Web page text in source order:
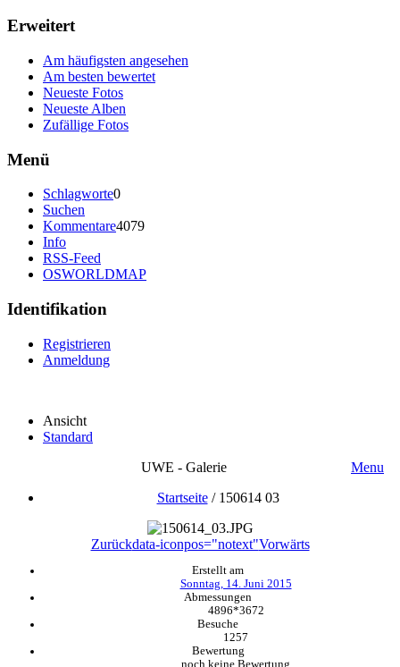
Erweitert
Am häufigsten angesehen
Am besten bewertet
Neueste Fotos
Neueste Alben
Zufällige Fotos
Menü
Schlagworte0
Suchen
Kommentare4079
Info
RSS-Feed
OSWORLDMAP
Identifikation
Registrieren
Anmeldung
Ansicht
Standard
UWE - Galerie
Menu
Startseite/ 150614 03
Zurückdata-iconpos="notext"Vorwärts
Erstellt am
Sonntag, 14. Juni 2015
Abmessungen
4896*3672
Besuche
1257
Bewertung
noch keine Bewertung